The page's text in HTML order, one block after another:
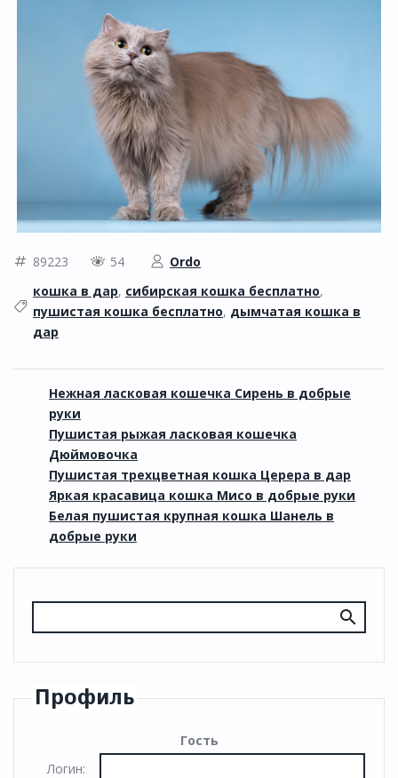
89223 54
Ordo
кошка в дар, сибирская кошка бесплатно,
пушистая кошка бесплатно, дымчатая кошка в
дар
Нежная ласковая кошечка Сирень в добрые
руки
Пушистая рыжая ласковая кошечка
Дюймовочка
Пушистая трехцветная кошка Церера в дар
Яркая красавица кошка Мисо в добрые руки
Белая пушистая крупная кошка Шанель в
добрые руки
Профиль
Гость
Логин: